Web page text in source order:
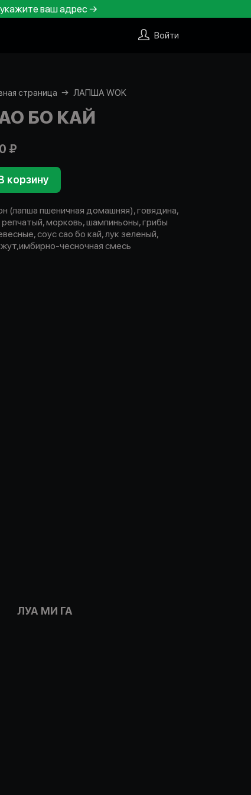
ваш адрес →
Войти
страница ЛАПША WOK
БО КАЙ
₽
корзину
(лапша пшеничная домашняя), говядина,
репчатый, морковь, шампиньоны, грибы
соус сао бо кай, лук зеленый,
чесночная смесь
ЛУА МИ ГА